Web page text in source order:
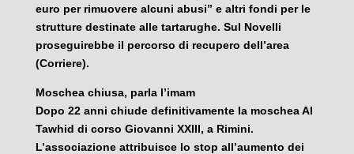
euro per rimuovere alcuni abusi” e altri fondi per le
strutture destinate alle tartarughe. Sul Novelli
proseguirebbe il percorso di recupero dell’area
(Corriere).
Moschea chiusa, parla l’imam
Dopo 22 anni chiude definitivamente la moschea Al
Tawhid di corso Giovanni XXIII, a Rimini.
L’associazione attribuisce lo stop all’aumento dei